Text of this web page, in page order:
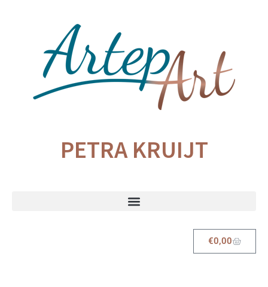
PETRA KRUIJT
€0,00